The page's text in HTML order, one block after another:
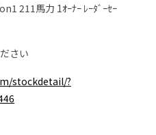
211馬力 1ｵｰﾅｰ ﾚｰﾀﾞｰｾｰ
さい
stockdetail/?